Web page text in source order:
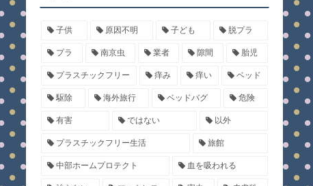
子供 原因不明 子ども 脱プラ
プラ 南京虫 業者 隙間 胎児
プラスチックフリー 痒み 痒い ベッド
駆除 海外旅行 ベッドバグ 危険
有害 ではない 以外
プラスチックフリー生活 旅館
中部ホームプロテクト 血を吸われる